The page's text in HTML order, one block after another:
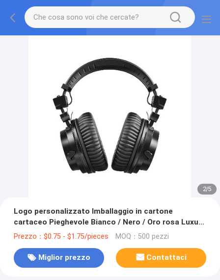
2/5
Logo personalizzato Imballaggio in cartone
cartaceo Pieghevole Bianco / Nero / Oro rosa Luxury
Magnetic Gift Box con chiusura a nastro
Prezzo：$0.75 - $1.75/pieces MOQ：500 pezzi
Miglior prezzo Contattaci